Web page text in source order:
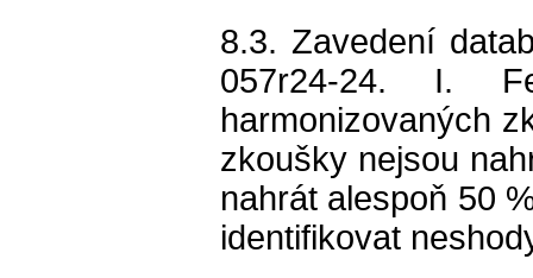
8.3. Zavedení
057r24-24. I.
harmonizovaných
zkoušky nejsou
nahrát alespoň 50
identifikovat